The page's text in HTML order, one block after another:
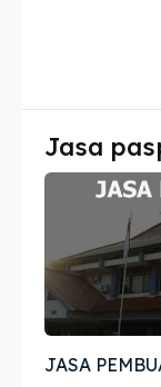
Imta
Apostille
Penerjemah
Asuransi
Imta
Apostille
Penerjemah
Asuransi
Jasa
JASA